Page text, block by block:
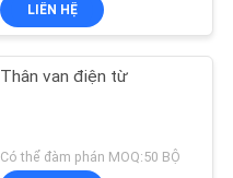
LIÊN HỆ
Thân van điện từ
Có thể đàm phán MOQ:50 BỘ